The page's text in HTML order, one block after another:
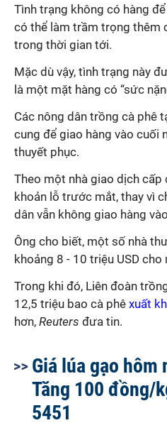
Tình trạng không có hàng
có thể làm trầm trọng thêm
trong thời gian tới.
Mặc dù vậy, tình trạng này
là một mặt hàng có “sức
Các nông dân trồng cà phê
cung để giao hàng vào cuối
thuyết phục.
Theo một nhà giao dịch
khoản lỗ trước mắt, thay vì
dân vẫn không giao hàng
Ông cho biết, một số nhà
khoảng 8 - 10 triệu USD
Trong khi đó, Liên đoàn
12,5 triệu bao cà phê xuất
hơn, Reuters đưa tin.
Giá lúa gạo hôm
Tăng 100 đồng/
5451